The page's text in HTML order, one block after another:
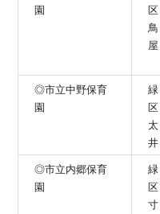
園
区
鳥
屋
◎市立中野保育
園
緑
区
太
井
◎市立内郷保育
園
緑
区
寸